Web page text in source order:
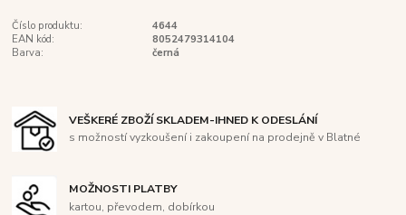
Číslo produktu:
4644
EAN kód:
8052479314104
Barva:
černá
VEŠKERÉ ZBOŽÍ SKLADEM-IHNED K ODESLÁNÍ
s možností vyzkoušení i zakoupení na prodejně v Blatné
MOŽNOSTI PLATBY
kartou, převodem, dobírkou